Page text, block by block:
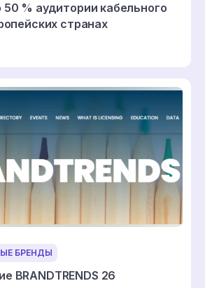
% аудитории кабельного
странах
БРЕНДЫ
BRANDTRENDS 26